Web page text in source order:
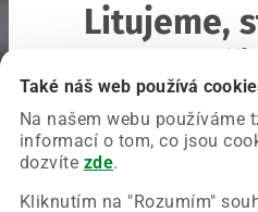
Také náš web používá
Na našem webu používáme
informací o tom, co jsou
dozvíte zde.
Kliknutím na "Rozumím"
Litujeme,
Chyba nastala na naší
Zkuste prosím znovu